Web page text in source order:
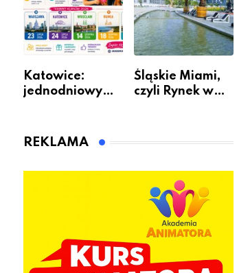
Katowice:
jednodniowy
animatora
Śląskie Miami,
czyli Rynek w
REKLAMA